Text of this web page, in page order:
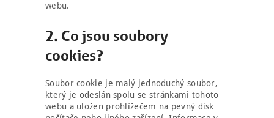
webu.
2. Co jsou soubory
cookies?
Soubor cookie je malý jednoduchý soubor,
který je odeslán spolu se stránkami tohoto
webu a uložen prohlížečem na pevný disk